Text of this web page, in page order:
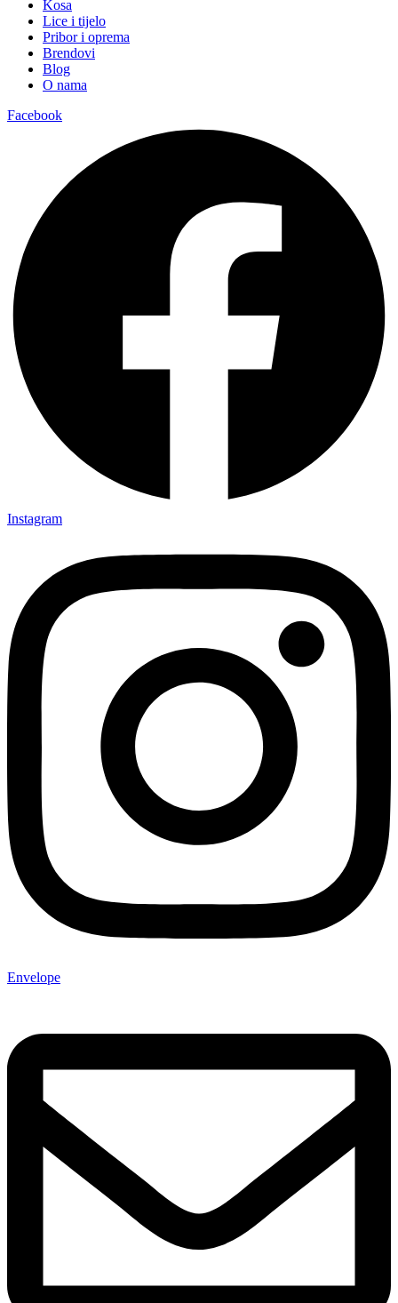
Kosa
Lice i tijelo
Pribor i oprema
Brendovi
Blog
O nama
Facebook
Instagram
Envelope